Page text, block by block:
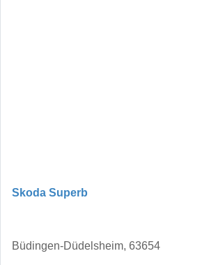
Skoda Superb
Büdingen-Düdelsheim, 63654